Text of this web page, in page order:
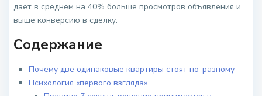
даёт в среднем на 40% больше просмотров объявления и
выше конверсию в сделку.
Содержание
Почему две одинаковые квартиры стоят по-разному
Психология «первого взгляда»